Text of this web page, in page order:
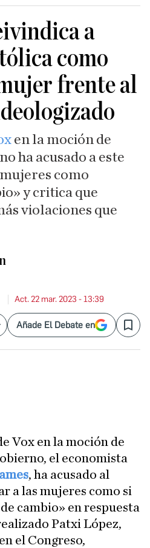
a
como
frente al
en la moción de
ha acusado a este
como
y critica que
violaciones que
Act. 22 mar. 2023 - 13:39
Añade El Debate en Save
Vox en la moción de
el economista
, ha acusado al
a las mujeres como si
cambio» en respuesta
Patxi López,
el Congreso,